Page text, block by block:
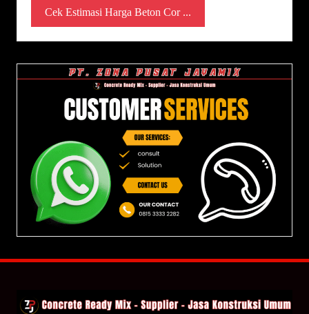
Cek Estimasi Harga Beton Cor ...